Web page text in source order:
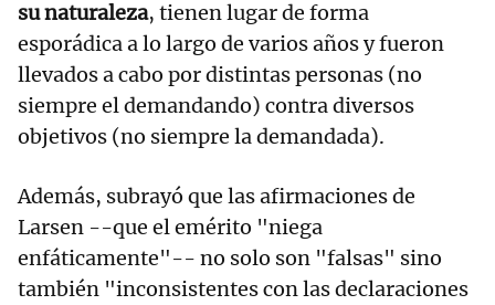
su naturaleza, tienen lugar de forma
esporádica a lo largo de varios años y fueron
llevados a cabo por distintas personas (no
siempre el demandando) contra diversos
objetivos (no siempre la demandada).
Además, subrayó que las afirmaciones de
Larsen --que el emérito "niega
enfáticamente"-- no solo son "falsas" sino
también "inconsistentes con las declaraciones